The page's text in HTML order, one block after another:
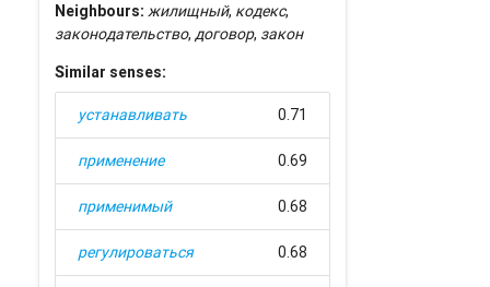
Neighbours: жилищный, кодекс,
законодательство,договор, закон
Similar senses:
устанавливать 0.71
применение 0.69
применимый 0.68
регулироваться 0.68